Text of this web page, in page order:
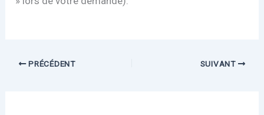
PRÉCÉDENT SUIVANT